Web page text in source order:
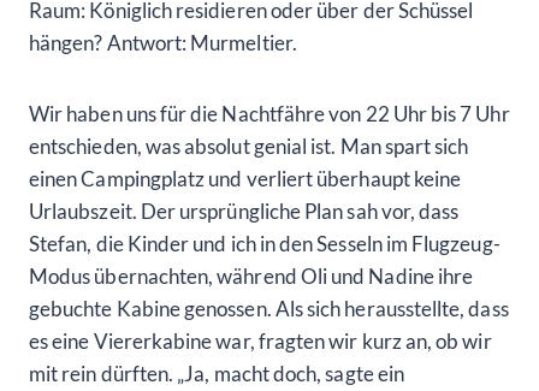
Raum: Königlich residieren oder über der Schüssel
hängen? Antwort: Murmeltier.
Wir haben uns für die Nachtfähre von 22 Uhr bis 7 Uhr
entschieden, was absolut genial ist. Man spart sich
einen Campingplatz und verliert überhaupt keine
Urlaubszeit. Der ursprüngliche Plan sah vor, dass
Stefan, die Kinder und ich in den Sesseln im Flugzeug-
Modus übernachten, während Oli und Nadine ihre
gebuchte Kabine genossen. Als sich herausstellte, dass
es eine Viererkabine war, fragten wir kurz an, ob wir
mit rein dürften. „Ja, macht doch, sagte ein